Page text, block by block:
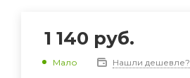
1 140 руб.
Мало Нашли дешевле?